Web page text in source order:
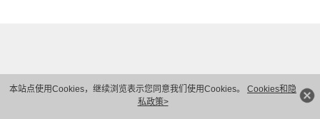
本站点使用Cookies，继续浏览表示您同意我们使用Cookies。 Cookies和隐
私政策>